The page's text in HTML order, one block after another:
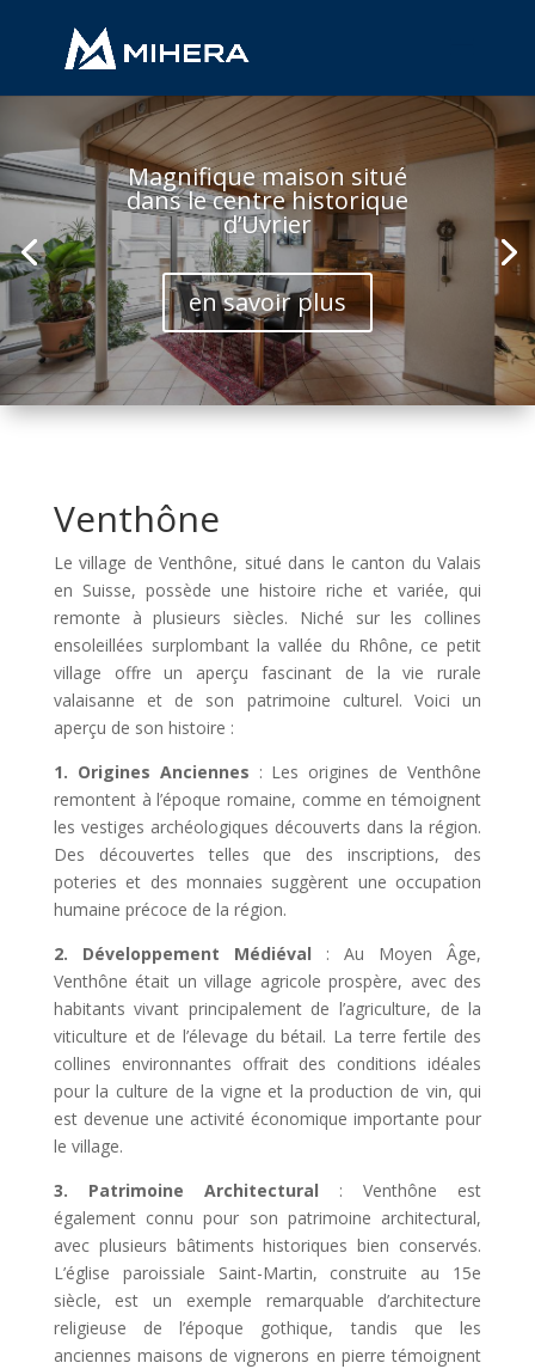
Magnifique maison situé
dans le centre historique
d’Uvrier
en savoir plus
Venthône
Le village de Venthône, situé dans le canton du Valais
en Suisse, possède une histoire riche et variée, qui
remonte à plusieurs siècles. Niché sur les collines
ensoleillées surplombant la vallée du Rhône, ce petit
village offre un aperçu fascinant de la vie rurale
valaisanne et de son patrimoine culturel. Voici un
aperçu de son histoire :
1. Origines Anciennes : Les origines de Venthône
remontent à l’époque romaine, comme en témoignent
les vestiges archéologiques découverts dans la région.
Des découvertes telles que des inscriptions, des
poteries et des monnaies suggèrent une occupation
humaine précoce de la région.
2. Développement Médiéval : Au Moyen Âge,
Venthône était un village agricole prospère, avec des
habitants vivant principalement de l’agriculture, de la
viticulture et de l’élevage du bétail. La terre fertile des
collines environnantes offrait des conditions idéales
pour la culture de la vigne et la production de vin, qui
est devenue une activité économique importante pour
le village.
3. Patrimoine Architectural : Venthône est
également connu pour son patrimoine architectural,
avec plusieurs bâtiments historiques bien conservés.
L’église paroissiale Saint-Martin, construite au 15e
siècle, est un exemple remarquable d’architecture
religieuse de l’époque gothique, tandis que les
anciennes maisons de vignerons en pierre témoignent